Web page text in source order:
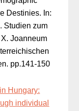
Destinies. In:
Studien zum
Joanneum
pp.141-150
Hungary:
individual